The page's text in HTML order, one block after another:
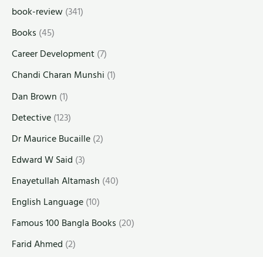
book-review(341)
Books (45)
Career Development(7)
Chandi Charan Munshi (1)
Dan Brown (1)
Detective(123)
Dr Maurice Bucaille(2)
Edward W Said (3)
Enayetullah Altamash (40)
English Language(10)
Famous 100 Bangla Books (20)
Farid Ahmed (2)